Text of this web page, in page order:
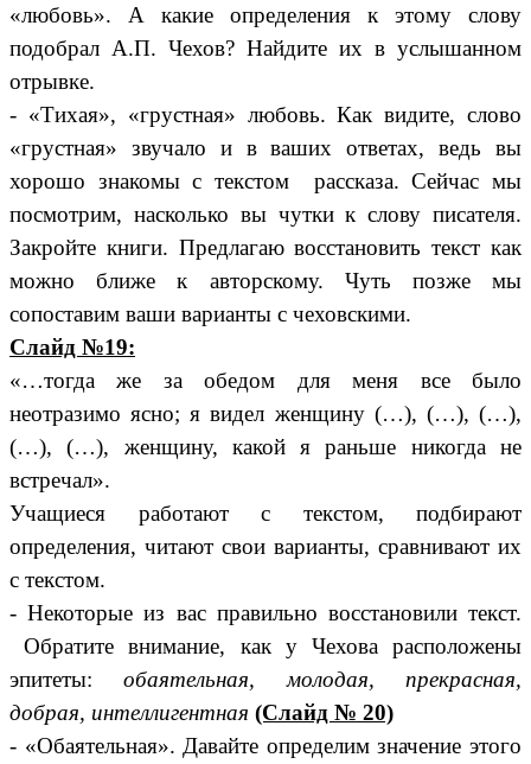
«любовь». А какие определения к этому слову
подобрал А.П. Чехов? Найдите их в услышанном
отрывке.
- «Тихая», «грустная» любовь. Как видите, слово
«грустная» звучало и в ваших ответах, ведь вы
хорошо знакомы с текстом рассказа. Сейчас мы
посмотрим, насколько вы чутки к слову писателя.
Закройте книги. Предлагаю восстановить текст как
можно ближе к авторскому. Чуть позже мы
сопоставим ваши варианты с чеховскими.
Слайд №19:
«…тогда же за обедом для меня все было
неотразимо ясно; я видел женщину (…), (…), (…),
(…), (…), женщину, какой я раньше никогда не
встречал».
Учащиеся работают с текстом, подбирают
определения, читают свои варианты, сравнивают их
с текстом.
- Некоторые из вас правильно восстановили текст.
Обратите внимание, как у Чехова расположены
эпитеты:обаятельная, молодая, прекрасная,
добрая, интеллигентная (Слайд № 20)
- «Обаятельная». Давайте определим значение этого